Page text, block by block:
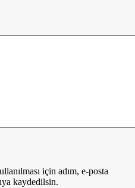
için adım, e-posta
kaydedilsin.